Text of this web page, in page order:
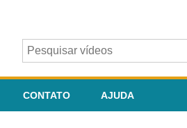
CONTATO AJUDA